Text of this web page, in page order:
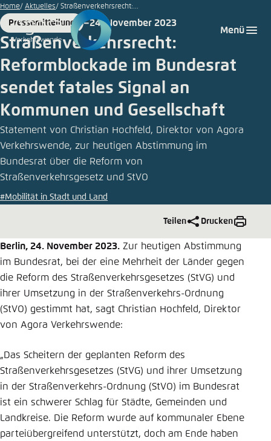
Zum
Hauptinhalt
gehen
Menü
Home Aktuelles Straßenverkehrsrecht:...
Format
Pressemitteilung
Date
24. November 2023
Straßenverkehrsrecht:
Reformblockade im Bundesrat
sendet fatales Signal an
Kommunen und Gesellschaft
Statement von Christian Hochfeld, Direktor von Agora
Verkehrswende, zur heutigen Abstimmung im
Bundesrat über die Reform von
Straßenverkehrsgesetz und StVO
#Mobilität in Stadt und Land
Teilen Drucken
Berlin, 24. November 2023. Zur heutigen Abstimmung
im Bundesrat, bei der eine Mehrheit der Länder gegen
die Reform des Straßenverkehrsgesetzes (StVG) und
ihrer Umsetzung in der Straßenverkehrs-Ordnung
(StVO) gestimmt hat, sagt Christian Hochfeld, Direktor
von Agora Verkehrswende:
„Das Scheitern der geplanten Reform des
Straßenverkehrsgesetzes (StVG) und ihrer Umsetzung
in der Straßenverkehrs-Ordnung (StVO) im Bundesrat
ist ein schwerer Schlag für Städte, Gemeinden und
Landkreise. Die Reform wurde auf kommunaler Ebene
parteiübergreifend unterstützt, doch am Ende haben
Login
Melden Sie sich an um ..., ... und ... zu verwalten.
Benutzername*
Anmelden
Noch kein Benutzerkonto?
Abbrechen
Sprache auswählen
Agora Think Tanks
Erscheinungsbild der Webseite
Diese Webseite passt ihr Farbschema basierend
auf Ihren Einstellungen an. Wählen Sie aus,
verwenden möchten.
Hell
Einstellung für diese Webseite im Browser
speichern